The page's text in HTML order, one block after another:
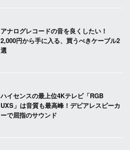
アナログレコードの音を良くしたい！
2,000円から手に入る、買うべきケーブル2
選
ハイセンスの最上位4Kテレビ「RGB
UXS」は音質も最高峰！デビアレスピーカ
ーで屈指のサウンド